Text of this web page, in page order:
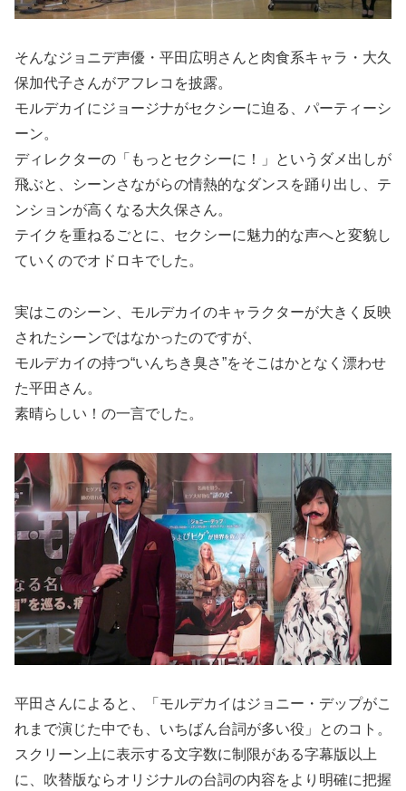
そんなジョニデ声優・平田広明さんと肉食系キャラ・大久
保加代子さんがアフレコを披露。
モルデカイにジョージナがセクシーに迫る、パーティーシ
ーン。
ディレクターの「もっとセクシーに！」というダメ出しが
飛ぶと、シーンさながらの情熱的なダンスを踊り出し、テ
ンションが高くなる大久保さん。
テイクを重ねるごとに、セクシーに魅力的な声へと変貌し
ていくのでオドロキでした。
実はこのシーン、モルデカイのキャラクターが大きく反映
されたシーンではなかったのですが、
モルデカイの持つ“いんちき臭さ”をそこはかとなく漂わせ
た平田さん。
素晴らしい！の一言でした。
平田さんによると、「モルデカイはジョニー・デップがこ
れまで演じた中でも、いちばん台詞が多い役」とのコト。
スクリーン上に表示する文字数に制限がある字幕版以上
に、吹替版ならオリジナルの台詞の内容をより明確に把握